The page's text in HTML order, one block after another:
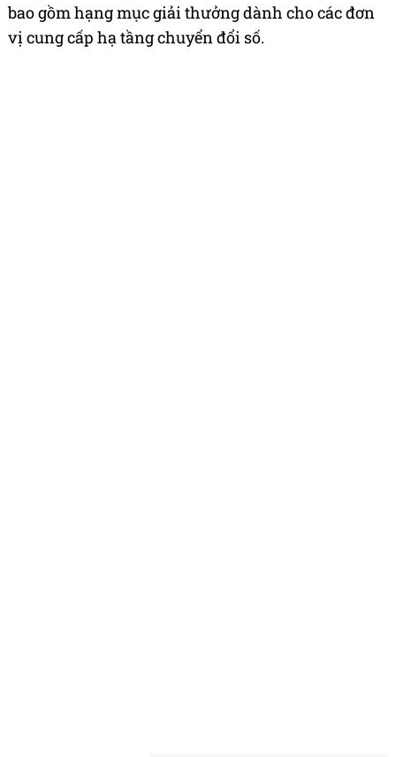
bao gồm hạng mục giải thưởng dành cho các đơn
vị cung cấp hạ tầng chuyển đổi số.